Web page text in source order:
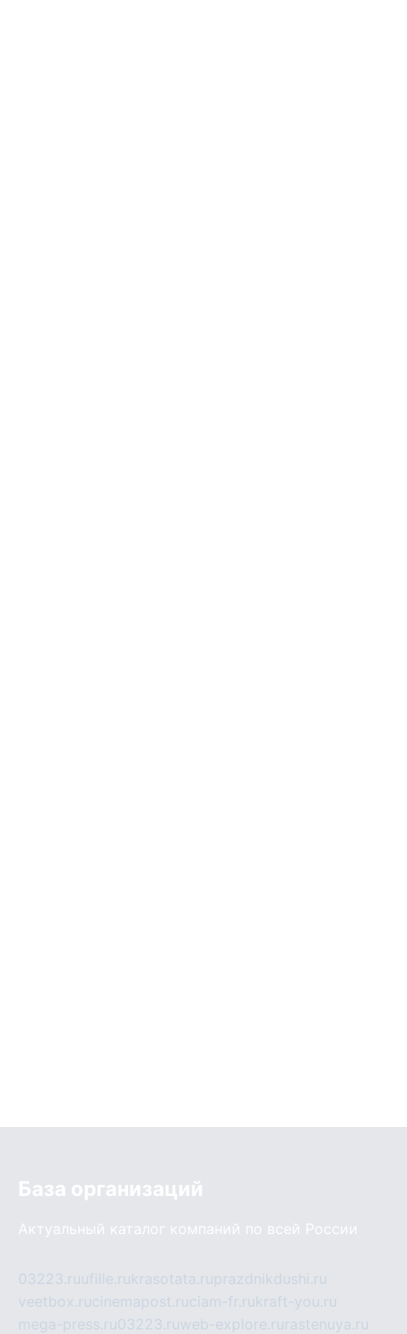
База организаций
Актуальный каталог компаний по всей России
03223.ruufille.rukrasotata.ruprazdnikdushi.ru
veetbox.rucinemapost.ruciam-fr.rukraft-you.ru
mega-press.ru03223.ruweb-explore.ru rastenuya.ru